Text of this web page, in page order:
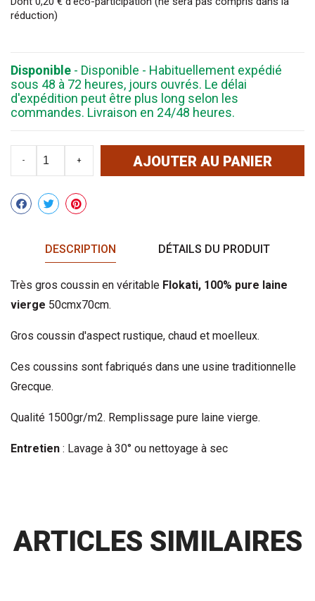
réduction)
Disponible - Disponible - Habituellement expédié
sous 48 à 72 heures, jours ouvrés. Le délai
d'expédition peut être plus long selon les
commandes. Livraison en 24/48 heures.
- + AJOUTER AU PANIER
Partager
DESCRIPTION DÉTAILS DU PRODUIT
Très gros coussin en véritable Flokati, 100% pure laine
vierge 50cmx70cm.
Gros coussin d'aspect rustique, chaud et moelleux.
Ces coussins sont fabriqués dans une usine traditionnelle
Grecque.
Qualité 1500gr/m2. Remplissage pure laine vierge.
Entretien : Lavage à 30° ou nettoyage à sec
ARTICLES SIMILAIRES